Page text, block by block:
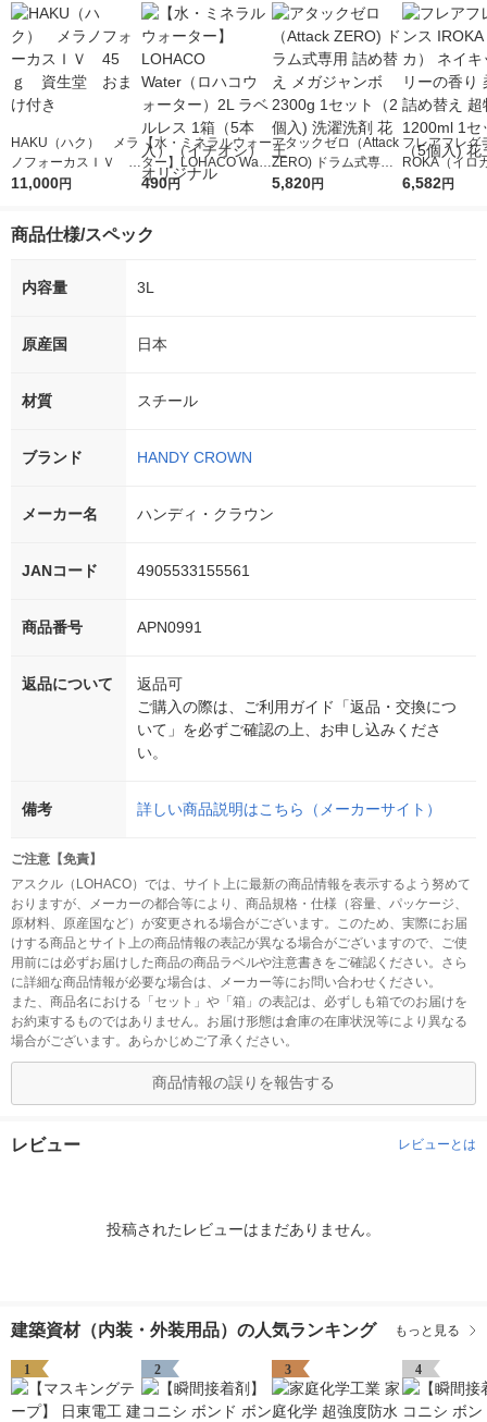
HAKU（ハク） メラ
ノフォーカスＩＶ 4
5ｇ 資生堂 おまけ
11,000円
【水・ミネラルウォー
ター】LOHACO Wate
r（ロハコウォータ
シ） オリジナル
490円
アタックゼロ（Attack
ZERO) ドラム式専用
詰め替え メガジャン
5,820円
フレアフレグ
ROKA（イロ
イキッドリリ
6,582円
商品仕様/スペック
内容量 3L
原産国 日本
材質 スチール
ブランド HANDY CROWN
メーカー名 ハンディ・クラウン
JANコード 4905533155561
商品番号 APN0991
返品について
返品可
ご購入の際は、ご利用ガイド「返品・交換につ
いて」を必ずご確認の上、お申し込みくださ
い。
備考 詳しい商品説明はこちら（メーカーサイト）
ご注意【免責】
アスクル（LOHACO）では、サイト上に最新の商品情報を表示するよう努めて
おりますが、メーカーの都合等により、商品規格・仕様（容量、パッケージ、
原材料、原産国など）が変更される場合がございます。このため、実際にお届
けする商品とサイト上の商品情報の表記が異なる場合がございますので、ご使
用前には必ずお届けした商品の商品ラベルや注意書きをご確認ください。さら
に詳細な商品情報が必要な場合は、メーカー等にお問い合わせください。
また、商品名における「セット」や「箱」の表記は、必ずしも箱でのお届けを
お約束するものではありません。お届け形態は倉庫の在庫状況等により異なる
場合がございます。あらかじめご了承ください。
商品情報の誤りを報告する
レビュー レビューとは
投稿されたレビューはまだありません。
建築資材（内装・外装用品）の人気ランキング もっと見る
1 2 3 4